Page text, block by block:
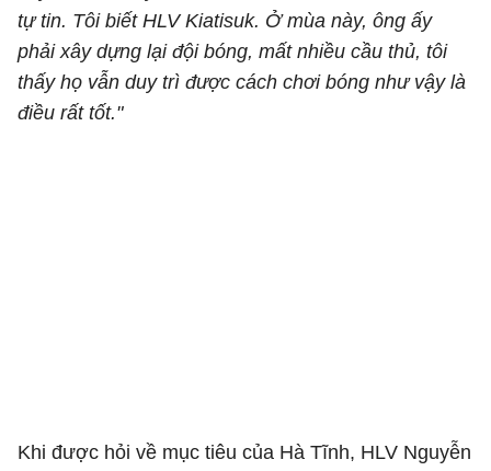
tự tin. Tôi biết HLV Kiatisuk. Ở mùa này, ông ấy
phải xây dựng lại đội bóng, mất nhiều cầu thủ, tôi
thấy họ vẫn duy trì được cách chơi bóng như vậy là
điều rất tốt."
Khi được hỏi về mục tiêu của Hà Tĩnh, HLV Nguyễn